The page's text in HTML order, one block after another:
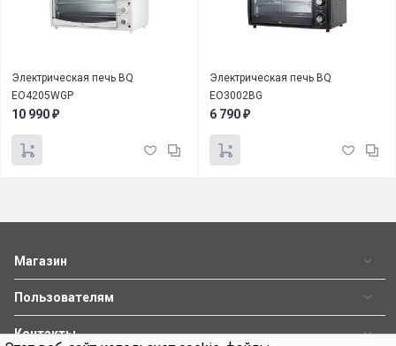
Электрическая печь BQ
EO4205WGP
10 990 ₽
Электрическая печь BQ
EO3002BG
6 790 ₽
Магазин
Пользователям
Контакты